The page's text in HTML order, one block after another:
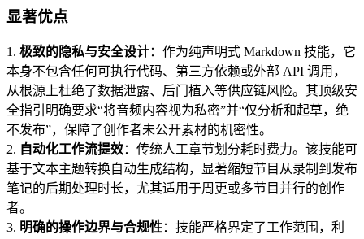
显著优点
1. 极致的隐私与安全设计：作为纯声明式 Markdown 技能，它
本身不包含任何可执行代码、第三方依赖或外部 API 调用，
从根源上杜绝了数据泄露、后门植入等供应链风险。其顶级安
全指引明确要求“将音频内容视为私密”并“仅分析和起草，绝
不发布”，保障了创作者未公开素材的机密性。
2. 自动化工作流提效：传统人工章节划分耗时费力。该技能可
基于文本主题转换自动生成结构，显著缩短节目从录制到发布
笔记的后期处理时长，尤其适用于周更或多节目并行的创作
者。
3. 明确的操作边界与合规性：技能严格界定了工作范围，利